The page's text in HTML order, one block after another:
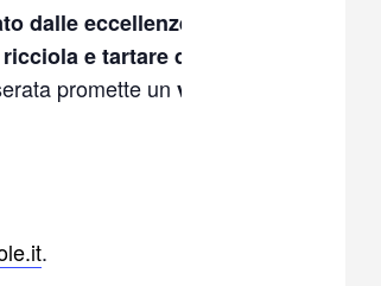
dalle eccellenze del
e tartare di tonno
promette un viaggio
.